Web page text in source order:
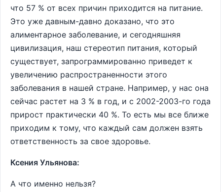
что 57 % от всех причин приходится на питание.
Это уже давным-давно доказано, что это
алиментарное заболевание, и сегодняшняя
цивилизация, наш стереотип питания, который
существует, запрограммированно приведет к
увеличению распространенности этого
заболевания в нашей стране. Например, у нас она
сейчас растет на 3 % в год, и с 2002-2003-го года
прирост практически 40 %. То есть мы все ближе
приходим к тому, что каждый сам должен взять
ответственность за свое здоровье.
Ксения Ульянова:
А что именно нельзя?